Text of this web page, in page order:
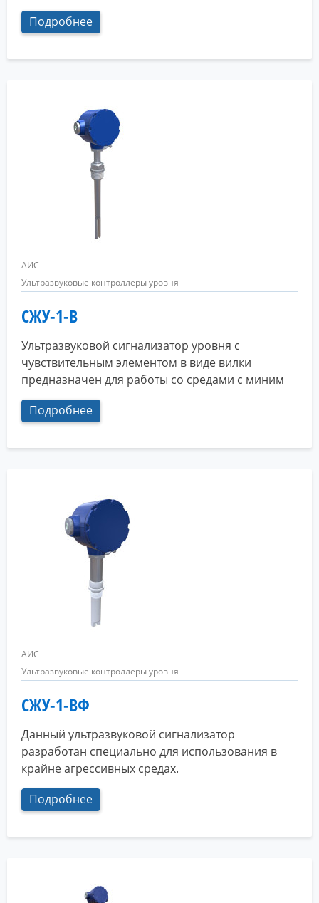
Подробнее
АИС
Ультразвуковые контроллеры уровня
СЖУ-1-В
Ультразвуковой сигнализатор уровня с
чувствительным элементом в виде вилки
предназначен для работы со средами с миним
Подробнее
АИС
Ультразвуковые контроллеры уровня
СЖУ-1-ВФ
Данный ультразвуковой сигнализатор
разработан специально для использования в
крайне агрессивных средах.
Подробнее